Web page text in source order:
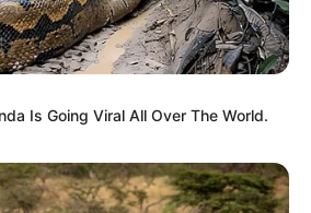
Is Going Viral All Over The World.